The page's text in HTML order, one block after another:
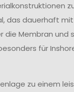
das dauerhaft
Membran und
für
zu einem